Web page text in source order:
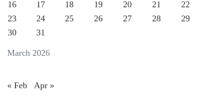
March 2026
16
17 18 19 20 21
22
23
24 25 26 27 28
29
30
31
« Feb Apr »